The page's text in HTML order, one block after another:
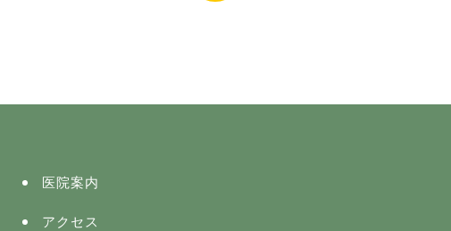
医院案内
アクセス